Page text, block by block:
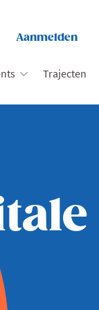
Aanmelden
Trajecten